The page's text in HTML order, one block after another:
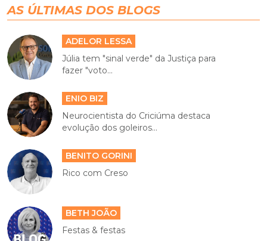
AS ÚLTIMAS DOS BLOGS
ADELOR LESSA
Júlia tem "sinal verde" da Justiça para
fazer "voto...
ENIO BIZ
Neurocientista do Criciúma destaca
evolução dos goleiros...
BENITO GORINI
Rico com Creso
BETH JOÃO
Festas & festas